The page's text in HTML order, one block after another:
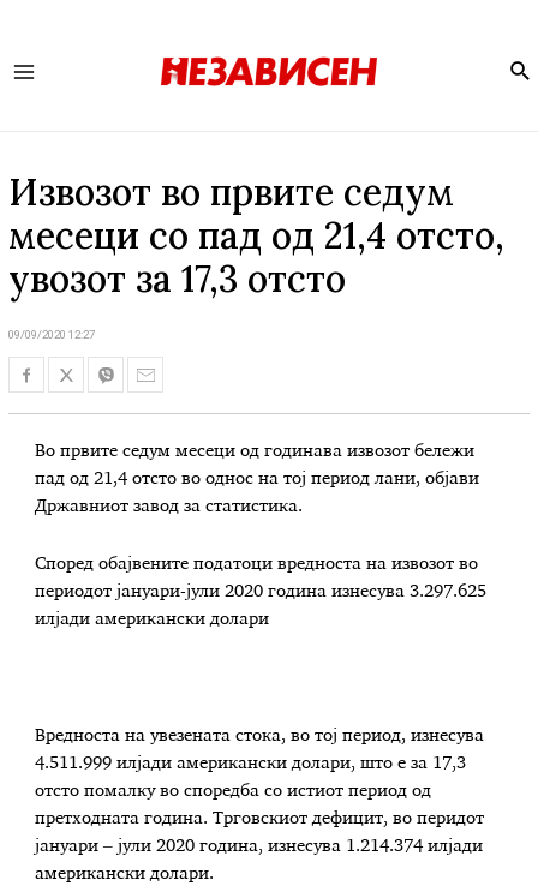
Извозот во првите седум
месеци со пад од 21,4 отсто,
увозот за 17,3 отсто
09/09/2020 12:27
Во првите седум месеци од годинава извозот бележи
пад од 21,4 отсто во однос на тој период лани, објави
Државниот завод за статистика.
Според обајвените податоци вредноста на извозот во
периодот јануари-јули 2020 година изнесува 3.297.625
илјади американски долари
Вредноста на увeзената стока, во тој период, изнесува
4.511.999 илјади американски долари, што е за 17,3
отсто помалку во споредба со истиот период од
претходната година. Трговскиот дефицит, во перидот
јануари ‒ јули 2020 година, изнесува 1.214.374 илјади
американски долари.